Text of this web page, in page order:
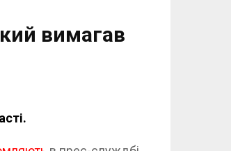
вимагав